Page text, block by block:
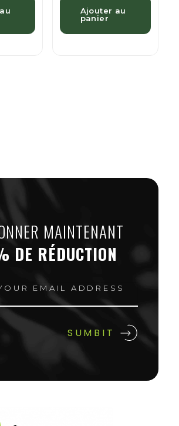
Ajouter au
panier
MAINTENANT
DE RÉDUCTION